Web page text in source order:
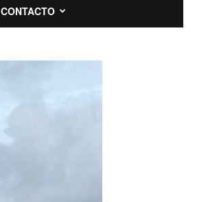
CONTACTO